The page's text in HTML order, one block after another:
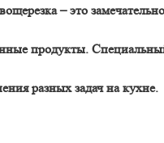
– это
продукты.
разных задач на кухне.